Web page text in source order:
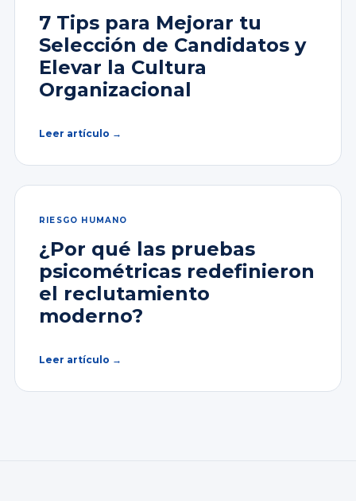
7 Tips para Mejorar tu
Selección de Candidatos y
Elevar la Cultura
Organizacional
Leer artículo →
RIESGO HUMANO
¿Por qué las pruebas
psicométricas redefinieron
el reclutamiento
moderno?
Leer artículo →